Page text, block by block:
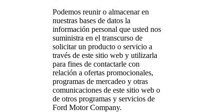
Podemos reunir o almacenar en
nuestras bases de datos la
información personal que usted nos
suministra en el transcurso de
solicitar un producto o servicio a
través de este sitio web y utilizarla
para fines de contactarle con
relación a ofertas promocionales,
programas de mercadeo y otras
comunicaciones de este sitio web o
de otros programas y servicios de
Ford Motor Company.